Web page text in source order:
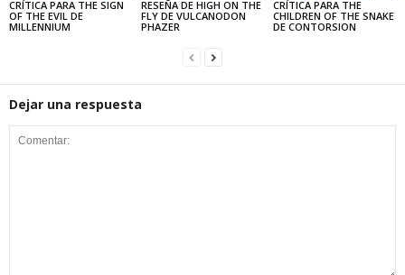
CRÍTICA PARA THE SIGN
OF THE EVIL DE
MILLENNIUM
RESEÑA DE HIGH ON THE
FLY DE VULCANODON
PHAZER
CRÍTICA PARA THE
CHILDREN OF THE SNAKE
DE CONTORSION
Dejar una respuesta